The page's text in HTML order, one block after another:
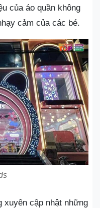
của áo quần không
cảm của các bé.
xuyên cập nhật những